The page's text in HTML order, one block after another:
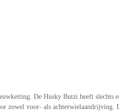
De Husky Butzi heeft
zowel voor- als